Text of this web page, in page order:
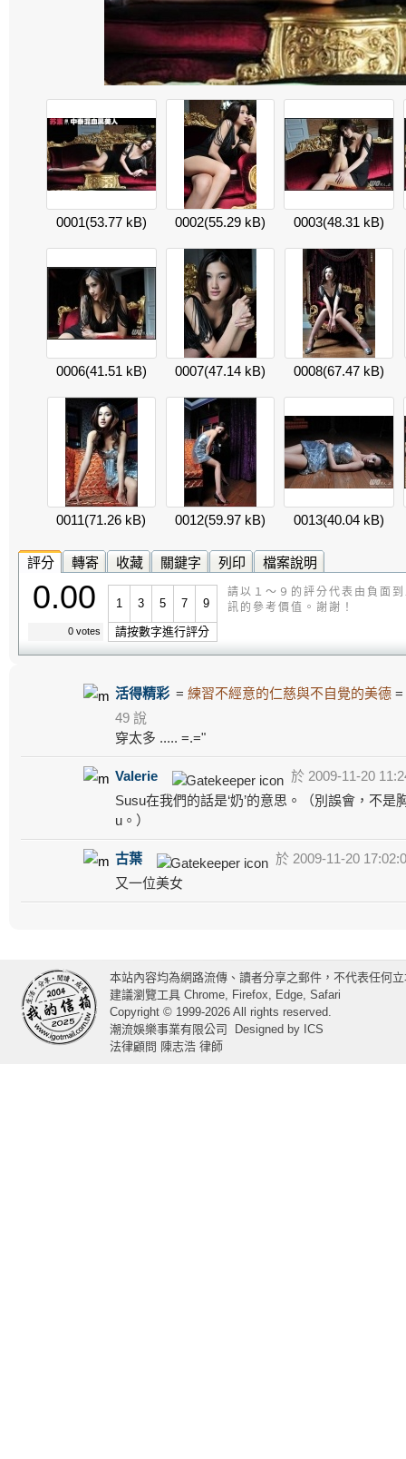
0001(53.77 kB) 0002(55.29 kB) 0003(48.31 kB)
0006(41.51 kB) 0007(47.14 kB) 0008(67.47 kB)
0011(71.26 kB) 0012(59.97 kB) 0013(40.04 kB)
評分 轉寄 收藏 關鍵字 列印 檔案說明
0.00
0 votes
1 3 5 7 9
請按數字進行評分
請以１～９的評分代表由負面
訊的參考價值。謝謝！
活得精彩 =練習不經意的仁慈與不自覺的美德
49 說
穿太多 ..... =.="
Valerie
於 2009-11-20
Susu在我們的話是‘奶’的意思。（別誤會，不
u。）
古葉
於 2009-11-20
又一位美女
本站內容均為網路流傳、讀者分享之郵件，不代表任何
建議瀏覽工具 Chrome, Firefox, Edge, Safari
Copyright © 1999-2026 All rights reserved.
潮流娛樂事業有限公司
Designed by ICS
法律顧問 陳志浩 律師